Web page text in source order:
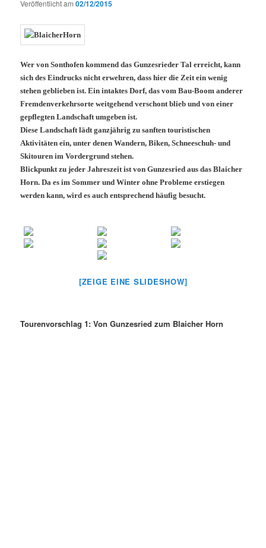
Veröffentlicht am02/12/2015
Wer von Sonthofen kommend das Gunzesrieder Tal erreicht, kann
sich des Eindrucks nicht erwehren, dass hier die Zeit ein wenig
stehen geblieben ist. Ein intaktes Dorf, das vom Bau-Boom anderer
Fremdenverkehrsorte weitgehend verschont blieb und von einer
gepflegten Landschaft umgeben ist.
Diese Landschaft lädt ganzjährig zu sanften touristischen
Aktivitäten ein, unter denen Wandern, Biken, Schneeschuh- und
Skitouren im Vordergrund stehen.
Blickpunkt zu jeder Jahreszeit ist von Gunzesried aus das Blaicher
Horn. Da es im Sommer und Winter ohne Probleme erstiegen
werden kann, wird es auch entsprechend häufig besucht.
[ZEIGE EINE SLIDESHOW]
Tourenvorschlag 1: Von Gunzesried zum Blaicher Horn